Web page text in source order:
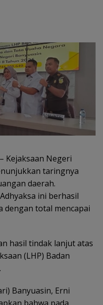
Kejaksaan Negeri
taringnya
daerah.
ini berhasil
dengan total mencapai
hasil tindak lanjut atas
(LHP) Badan
Banyuasin, Erni